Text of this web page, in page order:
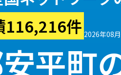
116,216件 2026年08
平町